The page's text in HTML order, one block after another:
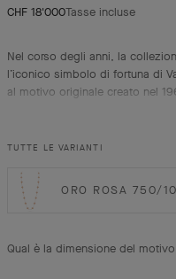
CHF 18'000Tasse incluse
Nel corso degli anni, la
l’iconico simbolo di fortuna di
al motivo originale creato nel
portafortuna sono decorati con
materiali.
Sautoir Vintage Alhambra 20
TUTTE LE VARIANTI
ORO ROSA 750/
Qual è la dimensione del